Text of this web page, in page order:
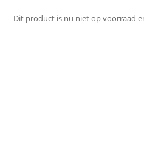
Dit product is nu niet op voorraad